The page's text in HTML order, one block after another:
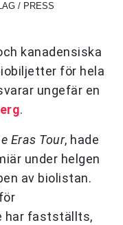
/ PRESS
kanadensiska
för hela
ungefär en
.
Eras Tour, hade
under helgen
av biolistan.
har fastställts,